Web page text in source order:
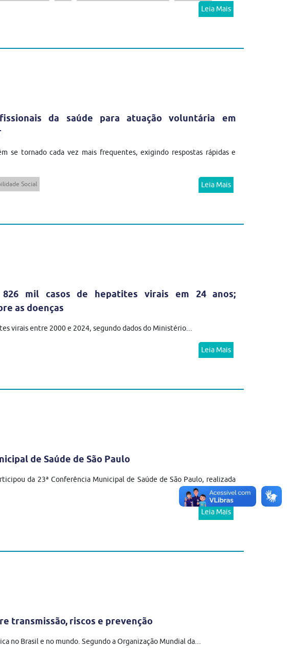
Leia Mais
da saúde para atuação voluntária em
se tornado cada vez mais frequentes, exigindo respostas rápidas e
Social Leia Mais
mil casos de hepatites virais em 24 anos;
as doenças
virais entre 2000 e 2024, segundo dados do Ministério...
Leia Mais
de Saúde de São Paulo
da 23ª Conferência Municipal de Saúde de São Paulo, realizada
Leia Mais
transmissão, riscos e prevenção
no Brasil e no mundo. Segundo a Organização Mundial da...